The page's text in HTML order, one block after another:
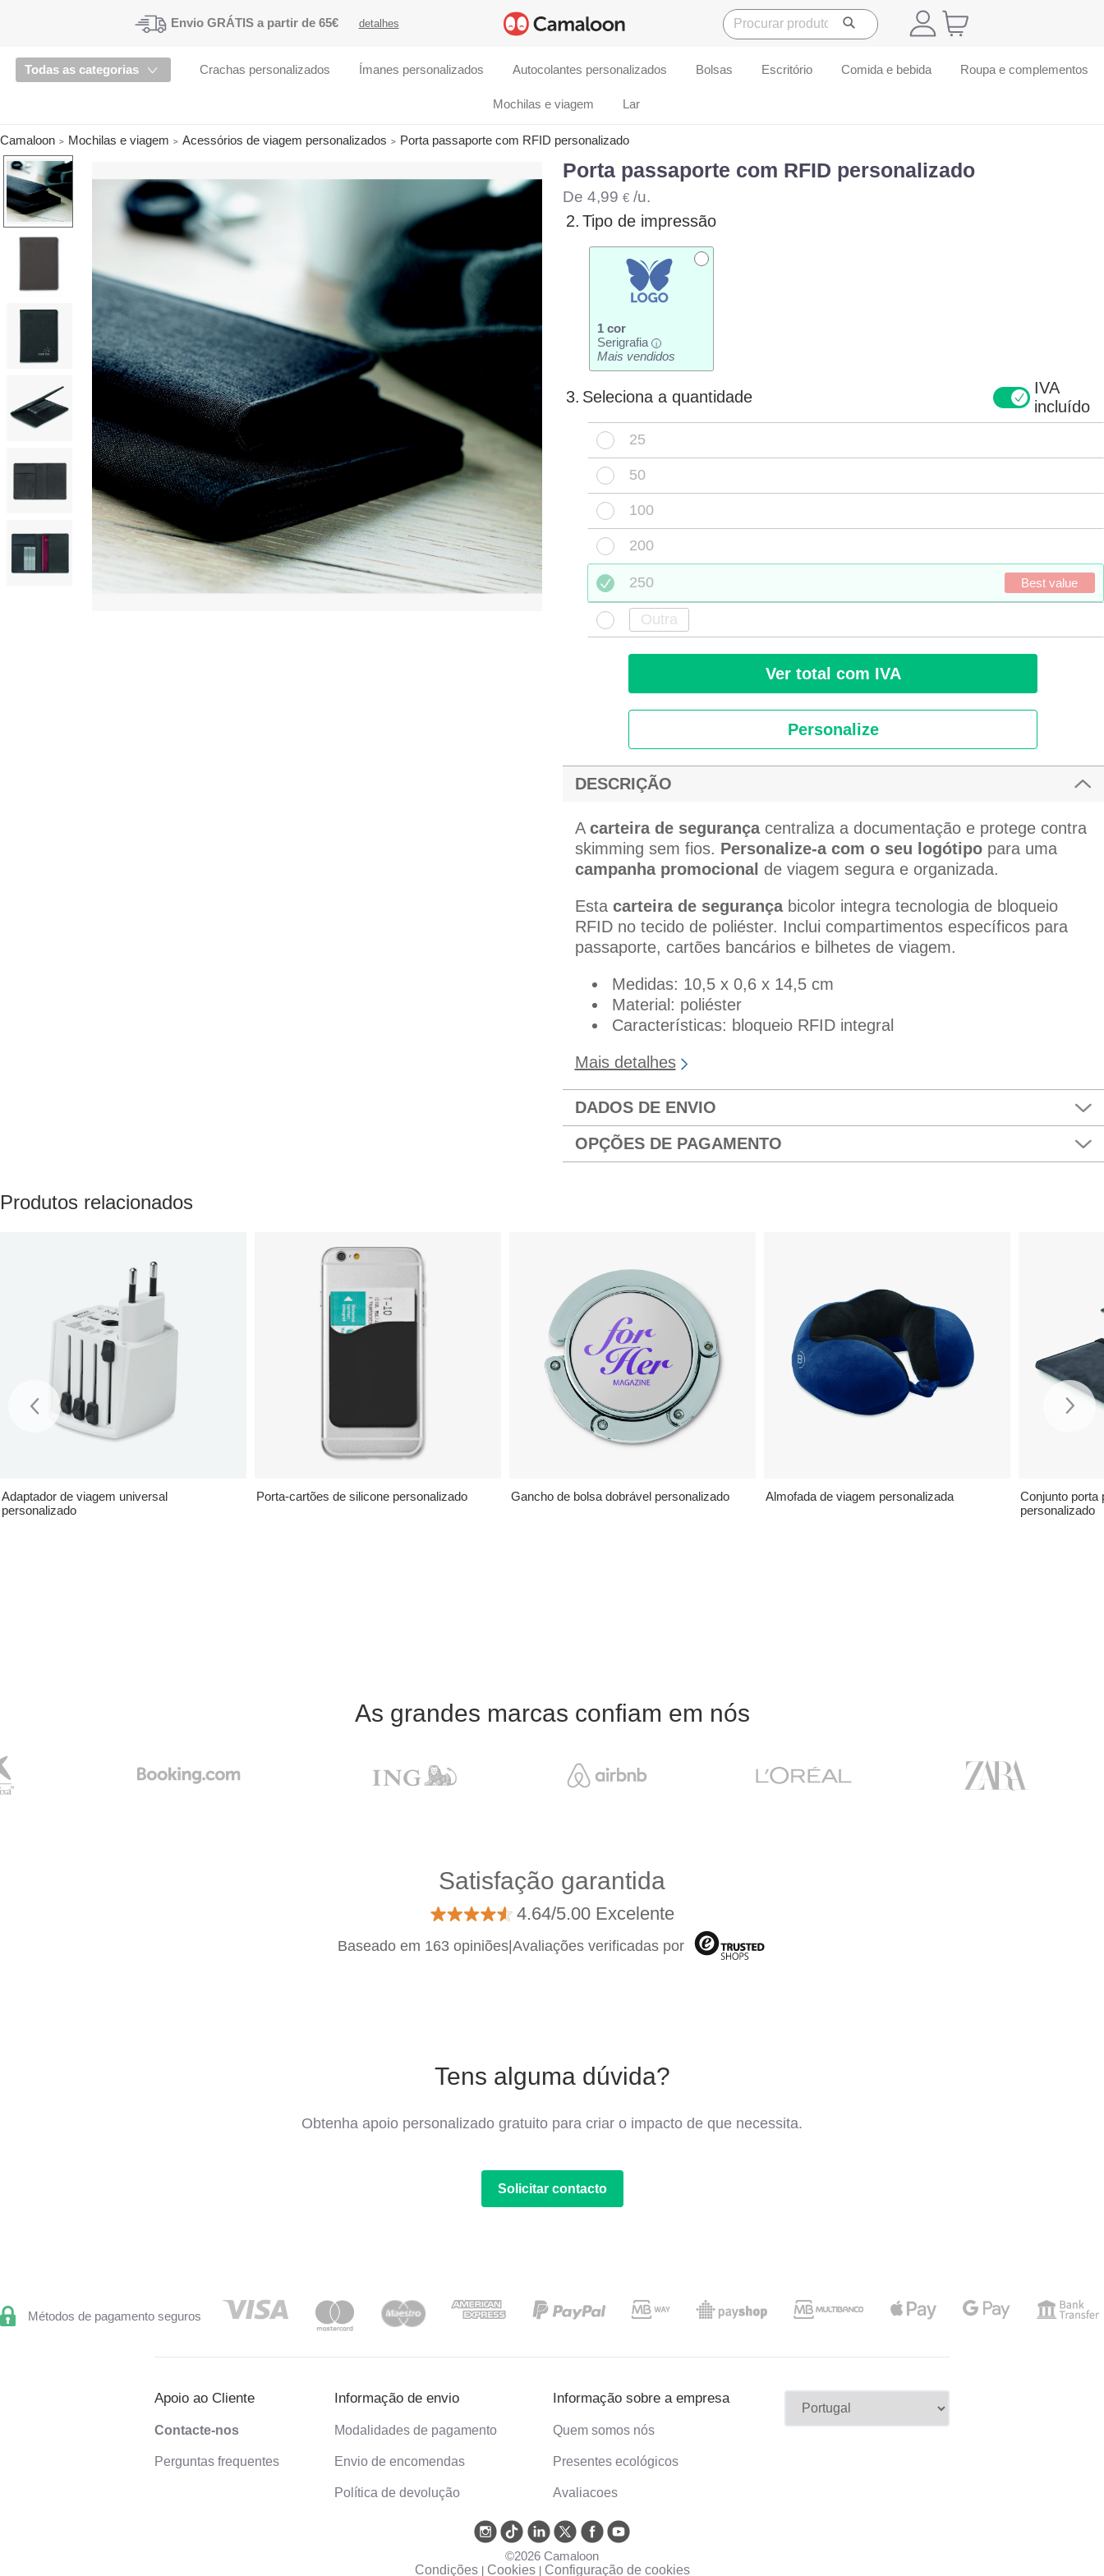
Envio GRÁTIS a partir de 65€ detalhes
Todas as categorias Crachas personalizados Ímanes personalizados Autocolantes personalizados Bolsas Escritório Comida e bebida Roupa e complementos
Mochilas e viagem Lar
Camaloon Mochilas e viagem Acessórios de viagem personalizados Porta passaporte com RFID personalizado
Porta passaporte com RFID personalizado
De 4,99 €/u.
2. Tipo de impressão
1 cor
Serigrafia
i
Mais vendidos
3. Seleciona a quantidade
IVA
incluído
25
50
100
200
250 Best value
Ver total com IVA
Personalize
DESCRIÇÃO
A carteira de segurançacentraliza a documentação e protege contra
skimming sem fios. Personalize-a com o seu logótipopara uma
campanha promocional de viagem segura e organizada.
Esta carteira de segurançabicolor integra tecnologia de bloqueio
RFID no tecido de poliéster. Inclui compartimentos específicos para
passaporte, cartões bancários e bilhetes de viagem.
Medidas: 10,5 x 0,6 x 14,5 cm
Material: poliéster
Características: bloqueio RFID integral
Mais detalhes
DADOS DE ENVIO
OPÇÕES DE PAGAMENTO
Produtos relacionados
Adaptador de viagem universal
personalizado
Porta-cartões de silicone personalizado Gancho de bolsa dobrável personalizado Almofada de viagem personalizada
Conjunto porta
personalizado
As grandes marcas confiam em nós
Satisfação garantida
4.64/5.00 Excelente
Baseado em 163 opiniões Avaliações verificadas por
Tens alguma dúvida?
Obtenha apoio personalizado gratuito para criar o impacto de que necessita.
Solicitar contacto
Métodos de pagamento seguros
Apoio ao Cliente
Contacte-nos
Perguntas frequentes
Informação de envio
Modalidades de pagamento
Envio de encomendas
Política de devolução
Informação sobre a empresa
Quem somos nós
Presentes ecológicos
Avaliacoes
©2026 Camaloon
Condições| Cookies| Configuração de cookies